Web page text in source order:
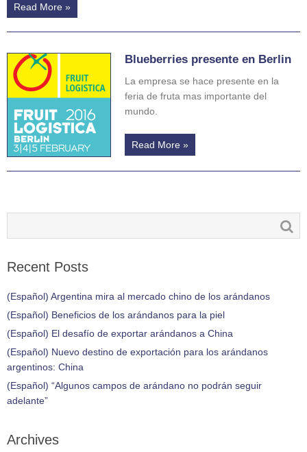
Read More »
Blueberries presente en Berlin
La empresa se hace presente en la
feria de fruta mas importante del
mundo.
Read More »
Recent Posts
(Español) Argentina mira al mercado chino de los arándanos
(Español) Beneficios de los arándanos para la piel
(Español) El desafío de exportar arándanos a China
(Español) Nuevo destino de exportación para los arándanos
argentinos: China
(Español) “Algunos campos de arándano no podrán seguir
adelante”
Archives